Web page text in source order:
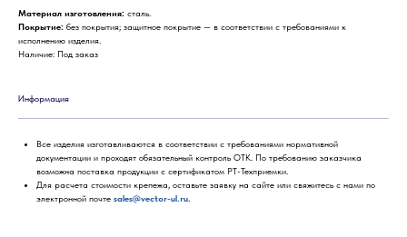
Материал изготовления: сталь.
Покрытие: без покрытия; защитное покрытие — в соответствии с требованиями к
исполнению изделия.
Наличие: Под заказ
Информация
Все изделия изготавливаются в соответствии с требованиями нормативной
документации и проходят обязательный контроль ОТК. По требованию заказчика
возможна поставка продукции с сертификатом РТ-Техприемки.
Для расчета стоимости крепежа, оставьте заявку на сайте или свяжитесь с нами по
электронной почте sales@vector-ul.ru.